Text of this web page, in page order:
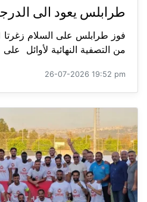
طرابلس يعود الى
من التصفية النهائية لأوائل
26-07-2026 19:52 pm